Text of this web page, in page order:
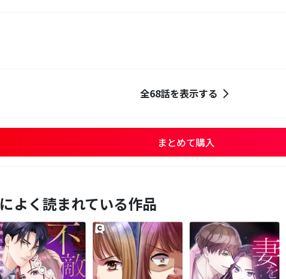
全68話を表示する
まとめて購入
よく読まれている作品